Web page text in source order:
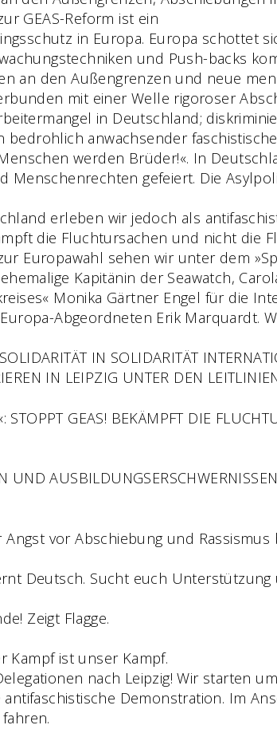
GEAS-Reform ist ein
in Europa. Europa schottet
und Push-backs
an den Außengrenzen und neue
mit einer Welle rigoroser
in Deutschland;
bedrohlich anwachsender
werden Brüder!«. In
Menschenrechten gefeiert. Die
erleben wir jedoch als
die Fluchtursachen und nicht die
Europawahl sehen wir unter dem
Kapitänin der Seawatch,
Monika Gärtner Engel für die
Abgeordneten Erik Marquardt.
IN SOLIDARITÄT
IN LEIPZIG UNTER DEN
STOPPT GEAS! BEKÄMPFT DIE
UND
vor Abschiebung und
Deutsch. Sucht euch Unterstützung
Zeigt Flagge.
Kampf ist unser Kampf.
nach Leipzig! Wir starten
Demonstration. Im